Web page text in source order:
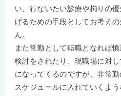
い、行ないたい診療や拘りの
げるための手段としてお考え
ん。
また常勤として転職となれば
検討をされたり、現職場に対
になってくるのですが、非常
スケジュールに入れていくよ